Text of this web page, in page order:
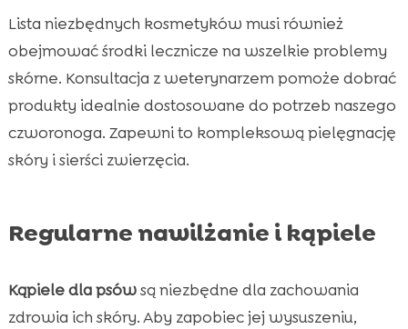
Lista niezbędnych kosmetyków musi również
obejmować środki lecznicze na wszelkie problemy
skórne. Konsultacja z weterynarzem pomoże dobrać
produkty idealnie dostosowane do potrzeb naszego
czworonoga. Zapewni to kompleksową pielęgnację
skóry i sierści zwierzęcia.
Regularne nawilżanie i kąpiele
Kąpiele dla psówsą niezbędne dla zachowania
zdrowia ich skóry. Aby zapobiec jej wysuszeniu,